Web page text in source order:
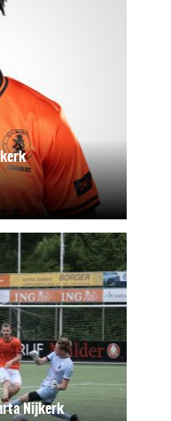
Nijkerk